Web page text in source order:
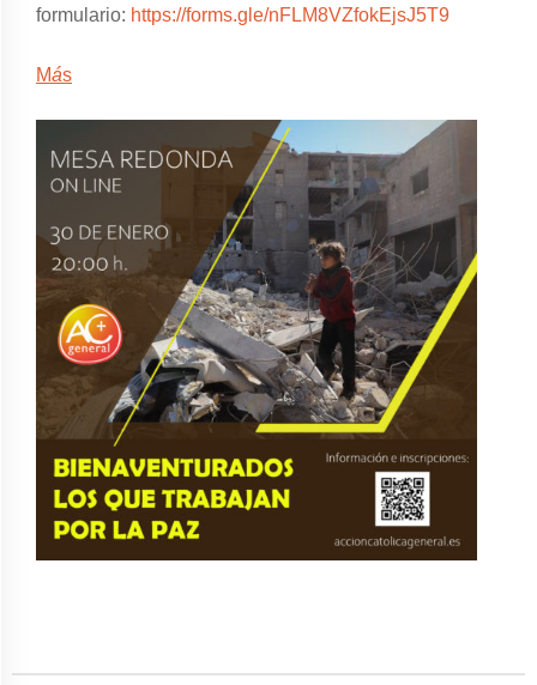
formulario: https://forms.gle/nFLM8VZfokEjsJ5T9
Más